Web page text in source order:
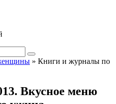
» Книги и журналы по
Вкусное меню